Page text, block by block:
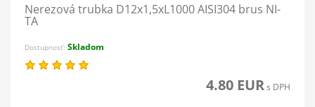
Nerezová trubka D12x1,5xL1000 AISI304 brus NI-
TA
Dostupnosť: Skladom
4.80 EURs DPH